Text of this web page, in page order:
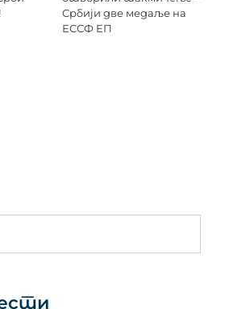
Србији две медаље на
ЕССФ ЕП